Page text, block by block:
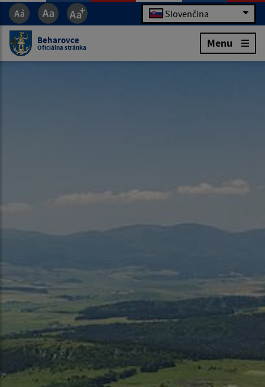
Slovenčina
Beharovce
Oficiálna stránka Menu